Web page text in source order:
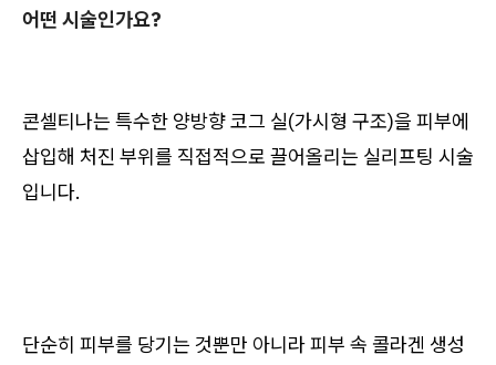
어떤 시술인가요?
콘셀티나는 특수한 양방향 코그 실(가시형 구조)을 피부에
삽입해 처진 부위를 직접적으로 끌어올리는 실리프팅 시술
입니다.
단순히 피부를 당기는 것뿐만 아니라 피부 속 콜라겐 생성